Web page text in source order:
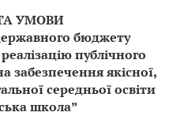
УМОВИ
бюджету
публічного
забезпечення якісної,
середньої освіти
школа”